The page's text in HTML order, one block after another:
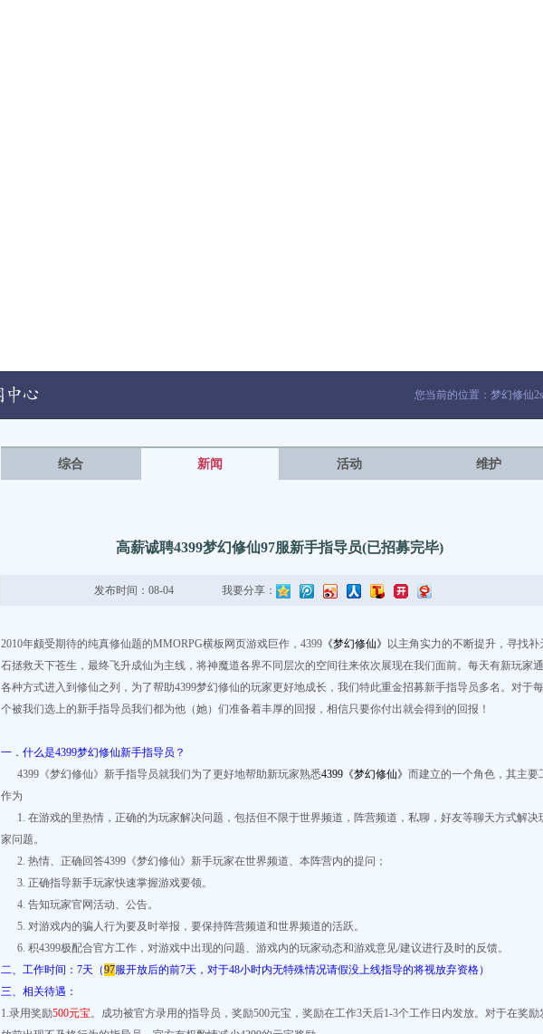
闻
您当前的位置： 梦幻修仙2s
综合 新闻 活动 维护
高薪诚聘4399梦幻修仙97服新手指导员(已招募完毕)
发布时间：08-04 我要分享：
2010年颇受期待的纯真修仙题的MMORPG横板网页游戏巨作，4399 《梦幻修仙》 以主角实力的不断提升，寻找补
石拯救天下苍生，最终飞升成仙为主线，将神魔道各界不同层次的空间往来依次展现在我们面前。每天有新玩家
各种方式进入到修仙之列，为了帮助4399梦幻修仙的玩家更好地成长，我们特此重金招募新手指导员多名。对于
个被我们选上的新手指导员我们都为他（她）们准备着丰厚的回报，相信只要你付出就会得到的回报！
一．什么是4399梦幻修仙新手指导员？
4399《梦幻修仙》新手指导员就我们为了更好地帮助新玩家熟悉4399《梦幻修仙》 而建立的一个角色，其主要
作为
1. 在游戏的里热情，正确的为玩家解决问题，包括但不限于世界频道，阵营频道，私聊，好友等聊天方式解决
家问题。
2. 热情、正确回答4399《梦幻修仙》新手玩家在世界频道、本阵营内的提问；
3. 正确指导新手玩家快速掌握游戏要领。
4. 告知玩家官网活动、公告。
5. 对游戏内的骗人行为要及时举报，要保持阵营频道和世界频道的活跃。
6. 积4399极配合官方工作，对游戏中出现的问题、游戏内的玩家动态和游戏意见/建议进行及时的反馈。
二、工作时间：7天（97服开放后的前7天，对于48小时内无特殊情况请假没上线指导的将视放弃资格）
三、相关待遇：
1.录用奖励500元宝。成功被官方录用的指导员，奖励500元宝，奖励在工作3天后1-3个工作日内发放。对于在奖励